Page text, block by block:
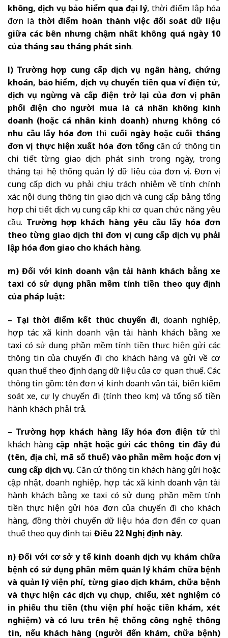
không, dịch vụ bảo hiểm qua đại lý, thời điểm lập hóa
đơn là thời điểm hoàn thành việc đối soát dữ liệu
giữa các bên nhưng chậm nhất không quá ngày 10
của tháng sau tháng phát sinh.
l) Trường hợp cung cấp dịch vụ ngân hàng, chứng
khoán, bảo hiểm, dịch vụ chuyển tiền qua ví điện tử,
dịch vụ ngừng và cấp điện trở lại của đơn vị phân
phối điện cho người mua là cá nhân không kinh
doanh (hoặc cá nhân kinh doanh) nhưng không có
nhu cầu lấy hóa đơn thì cuối ngày hoặc cuối tháng
đơn vị thực hiện xuất hóa đơn tổngcăn cứ thông tin
chi tiết từng giao dịch phát sinh trong ngày, trong
tháng tại hệ thống quản lý dữ liệu của đơn vị. Đơn vị
cung cấp dịch vụ phải chịu trách nhiệm về tính chính
xác nội dung thông tin giao dịch và cung cấp bảng tổng
hợp chi tiết dịch vụ cung cấp khi cơ quan chức năng yêu
cầu. Trường hợp khách hàng yêu cầu lấy hóa đơn
theo từng giao dịch thì đơn vị cung cấp dịch vụ phải
lập hóa đơn giao cho khách hàng.
m) Đối với kinh doanh vận tải hành khách bằng xe
taxi có sử dụng phần mềm tính tiền theo quy định
của pháp luật:
– Tại thời điểm kết thúc chuyến đi, doanh nghiệp,
hợp tác xã kinh doanh vận tải hành khách bằng xe
taxi có sử dụng phần mềm tính tiền thực hiện gửi các
thông tin của chuyến đi cho khách hàng và gửi về cơ
quan thuế theo định dạng dữ liệu của cơ quan thuế. Các
thông tin gồm: tên đơn vị kinh doanh vận tải, biển kiểm
soát xe, cự ly chuyến đi (tính theo km) và tổng số tiền
hành khách phải trả.
– Trường hợp khách hàng lấy hóa đơn điện tửthì
khách hàng cập nhật hoặc gửi các thông tin đầy đủ
(tên, địa chỉ, mã số thuế) vào phần mềm hoặc đơn vị
cung cấp dịch vụ. Căn cứ thông tin khách hàng gửi hoặc
cập nhật, doanh nghiệp, hợp tác xã kinh doanh vận tải
hành khách bằng xe taxi có sử dụng phần mềm tính
tiền thực hiện gửi hóa đơn của chuyến đi cho khách
hàng, đồng thời chuyển dữ liệu hóa đơn đến cơ quan
thuế theo quy định tạiĐiều 22 Nghị định này.
n) Đối với cơ sở y tế kinh doanh dịch vụ khám chữa
bệnh có sử dụng phần mềm quản lý khám chữa bệnh
và quản lý viện phí, từng giao dịch khám, chữa bệnh
và thực hiện các dịch vụ chụp, chiếu, xét nghiệm có
in phiếu thu tiền (thu viện phí hoặc tiền khám, xét
nghiệm) và có lưu trên hệ thống công nghệ thông
tin, nếu khách hàng (người đến khám, chữa bệnh)